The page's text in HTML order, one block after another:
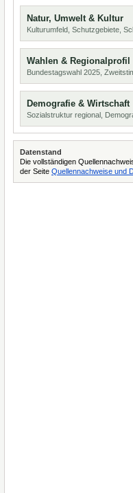
Natur, Umwelt & Kultur
Kulturumfeld, Schutzgebiete,
Wahlen & Regionalprofil
Bundestagswahl 2025,
Demografie & Wirtschaft
Sozialstruktur regional,
Datenstand
Die vollständigen
der Seite Quellennachweise und